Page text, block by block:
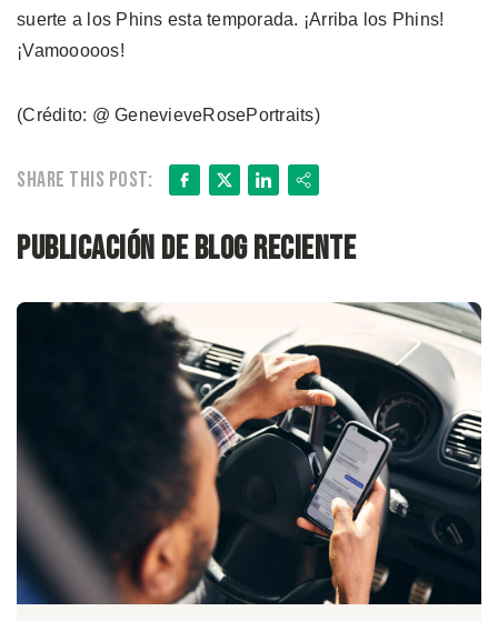
suerte a los Phins esta temporada. ¡Arriba los Phins!
¡Vamooooos!
(Crédito: @ GenevieveRosePortraits)
Share this post: Facebook
X LinkedIn
Share
Publicación de blog reciente